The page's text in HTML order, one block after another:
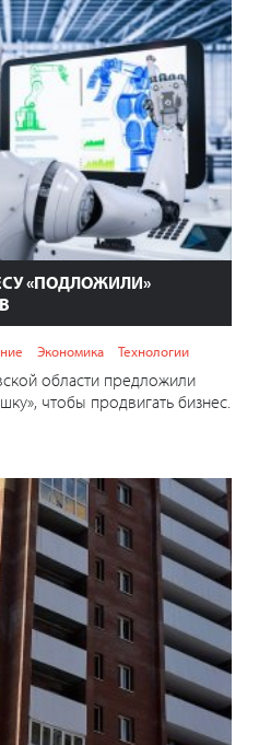
«ПОДЛОЖИЛИ»
Экономика Технологии
области предложили
чтобы продвигать бизнес.